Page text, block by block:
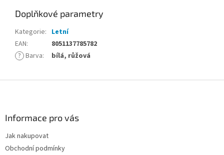
Doplňkové parametry
Kategorie: Letní
EAN:
8051137785782
? Barva: bílá, růžová
Informace pro vás
Jak nakupovat
Obchodní podmínky